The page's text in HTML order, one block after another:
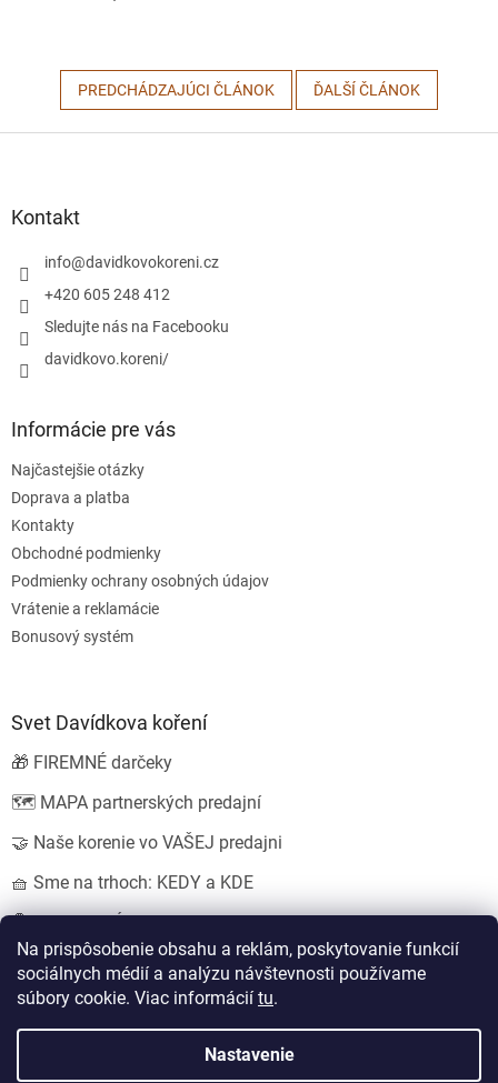
Na prispôsobenie obsahu a reklám, poskytovanie funkcií
sociálnych médií a analýzu návštevnosti používame
súbory cookie. Viac informácií tu.
Nastavenie
PREDCHÁDZAJÚCI ČLÁNOK ĎALŠÍ ČLÁNOK
Kontakt
info@davidkovokoreni.cz
+420 605 248 412
Sledujte nás na Facebooku
davidkovo.koreni/
Informácie pre vás
Najčastejšie otázky
Doprava a platba
Kontakty
Obchodné podmienky
Podmienky ochrany osobných údajov
Vrátenie a reklamácie
Bonusový systém
Svet Davídkova koření
🎁 FIREMNÉ darčeky
🗺️ MAPA partnerských predajní
🤝 Naše korenie vo VAŠEJ predajni
🧺 Sme na trhoch: KEDY a KDE
EshopyUmíme.cz